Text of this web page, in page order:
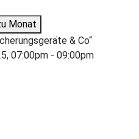
Monat
& Co“
07:00pm - 09:00pm